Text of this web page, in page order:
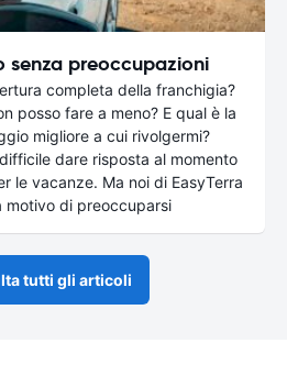
senza preoccupazioni
completa della franchigia?
posso fare a meno? E qual è la
migliore a cui rivolgermi?
dare risposta al momento
le vacanze. Ma noi di EasyTerra
motivo di preoccuparsi
tutti gli articoli